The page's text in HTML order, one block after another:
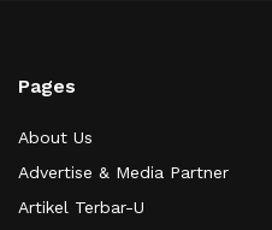
Pages
About Us
Advertise & Media Partner
Artikel Terbar-U